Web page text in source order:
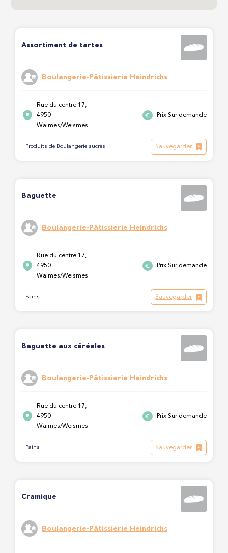
Assortiment de tartes
Boulangerie-Pâtissierie Heindrichs
Rue du centre 17,
4950
Waimes/Weismes
Prix Sur demande
Produits de Boulangerie sucrés Sauvegarder
Baguette
Boulangerie-Pâtissierie Heindrichs
Rue du centre 17,
4950
Waimes/Weismes
Prix Sur demande
Pains Sauvegarder
Baguette aux céréales
Boulangerie-Pâtissierie Heindrichs
Rue du centre 17,
4950
Waimes/Weismes
Prix Sur demande
Pains Sauvegarder
Cramique
Boulangerie-Pâtissierie Heindrichs